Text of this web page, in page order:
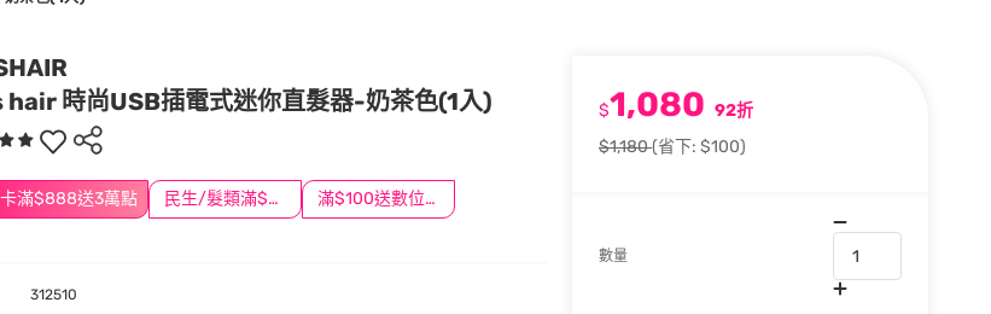
hair 時尚USB插電式迷你直髮器-奶茶色(1入)
滿$888送3萬點 民生/髮類滿$388送舒潔冰巾 滿$100送數位印花
$1,080 92折
$1,180(省下: $100)
數量
312510